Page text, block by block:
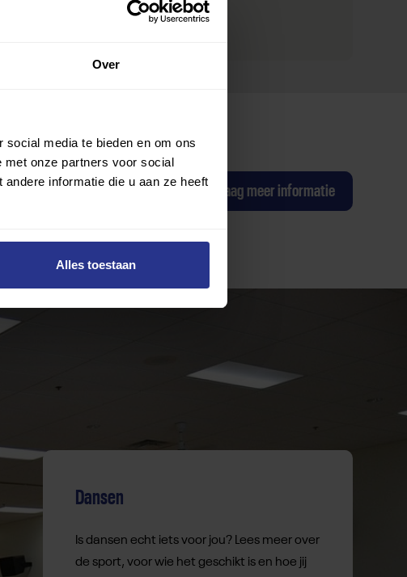
Over
media te bieden en om ons
onze partners voor social
informatie die u aan ze heeft
Alles toestaan
graag een proefles Ik wil graag meer informatie
Dansen
Is dansen echt iets voor jou? Lees meer over
de sport, voor wie het geschikt is en hoe jij